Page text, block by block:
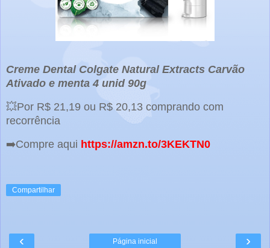
Creme Dental Colgate Natural Extracts Carvão
Ativado e menta 4 unid 90g
💥Por R$ 21,19 ou R$ 20,13 comprando com
recorrência
➡️Compre aqui https://amzn.to/3KEKTN0
Compartilhar
‹ ›
Página inicial